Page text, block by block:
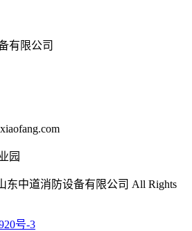
有限公司
园
东中道消防设备有限公司 All Rights
号-3